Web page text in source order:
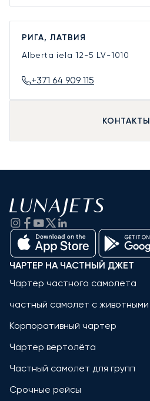
РИГА, ЛАТВИЯ
Alberta iela 12-5 LV-1010
+371 64 909 115
КОНТАКТЫ
ЧАРТЕР НА ЧАСТНЫЙ ДЖЕТ
Чартер частного самолета
частный самолет с животными
Корпоративный чартер
Чартер вертолёта
Частный самолет для групп
Срочные рейсы